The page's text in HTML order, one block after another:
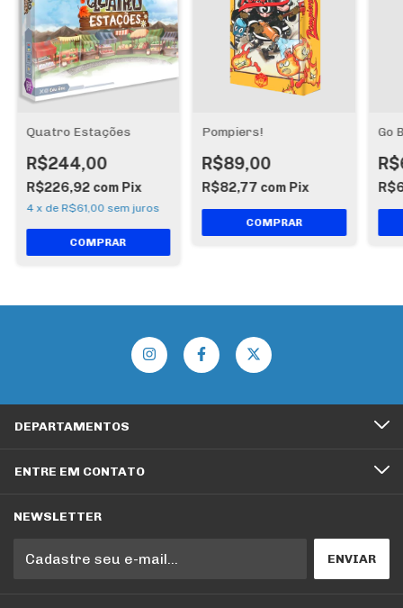
Quatro Estações
R$244,00
R$226,92 com Pix
4 x de R$61,00 sem juros
Pompiers!
R$89,00
R$82,77 com Pix
Go
DEPARTAMENTOS
ENTRE EM CONTATO
NEWSLETTER